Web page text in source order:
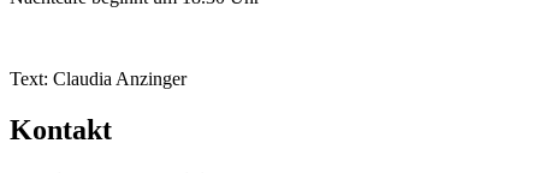
Text: Claudia Anzinger
Kontakt